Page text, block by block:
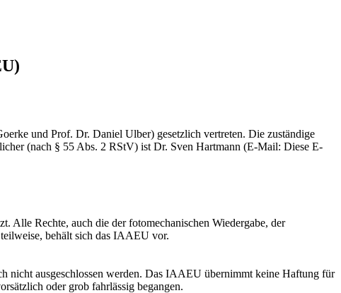
und Prof. Dr. Daniel Ulber) gesetzlich vertreten. Die zuständige
(nach § 55 Abs. 2 RStV) ist Dr. Sven Hartmann (E-Mail: Diese E-
Alle Rechte, auch die der fotomechanischen Wiedergabe, der
behält sich das IAAEU vor.
nicht ausgeschlossen werden. Das IAAEU übernimmt keine Haftung für
oder grob fahrlässig begangen.